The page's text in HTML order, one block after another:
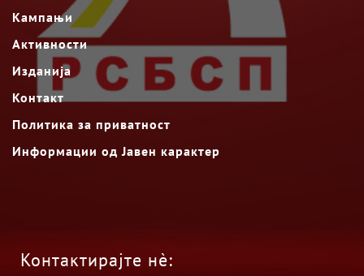
Кампањи
Активности
Изданија
Контакт
Политика за приватност
Информации од Јавен карактер
Контактирајте нè: